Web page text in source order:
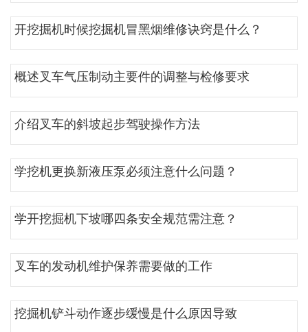
开挖掘机时候挖掘机冒黑烟维修诀窍是什么？
概述叉车气压制动主要件的调整与检修要求
介绍叉车的斜坡起步驾驶操作方法
学挖机更换新液压泵必须注意什么问题？
学开挖掘机下坡哪四条安全规范需注意？
叉车的发动机维护保养需要做的工作
挖掘机铲斗动作逐步缓慢是什么原因导致